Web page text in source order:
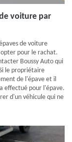
voiture par
de voiture
pour le rachat.
Boussy Auto qui
le propriétaire
de l'épave et il
effectué pour l'épave.
d'un véhicule qui ne